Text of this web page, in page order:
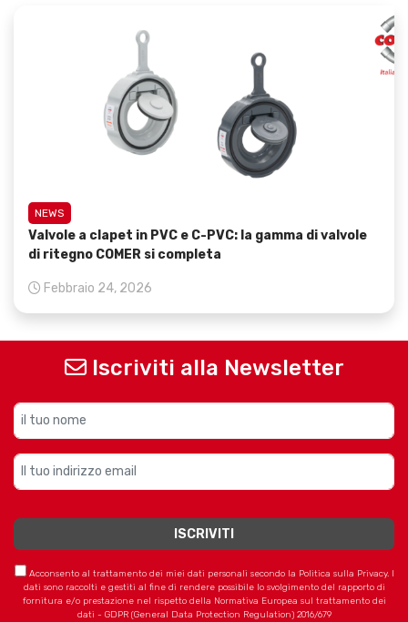
NEWS
Valvole a clapet in PVC e C-PVC: la gamma di valvole
di ritegno COMER si completa
Febbraio 24, 2026
Iscriviti alla Newsletter
Acconsento al trattamento dei miei dati personali secondo la Politica sulla Privacy. I
dati sono raccolti e gestiti al fine di rendere possibile lo svolgimento del rapporto di
fornitura e/o prestazione nel rispetto della Normativa Europea sul trattamento dei
dati - GDPR (General Data Protection Regulation) 2016/679